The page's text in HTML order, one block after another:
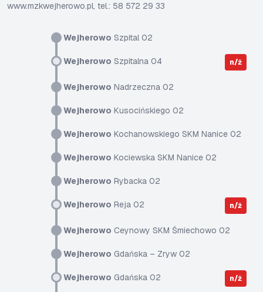
Wejherowo Szpital 02
Wejherowo Szpitalna 04 n/ż
Wejherowo Nadrzeczna 02
Wejherowo Kusocińskiego 02
Wejherowo Kochanowskiego SKM Nanice 02
Wejherowo Kociewska SKM Nanice 02
Wejherowo Rybacka 02
Wejherowo Reja 02 n/ż
Wejherowo Ceynowy SKM Śmiechowo 02
Wejherowo Gdańska – Zryw 02
Wejherowo Gdańska 02 n/ż
www.mzkwejherowo.pl, tel.: 58 572 29 33